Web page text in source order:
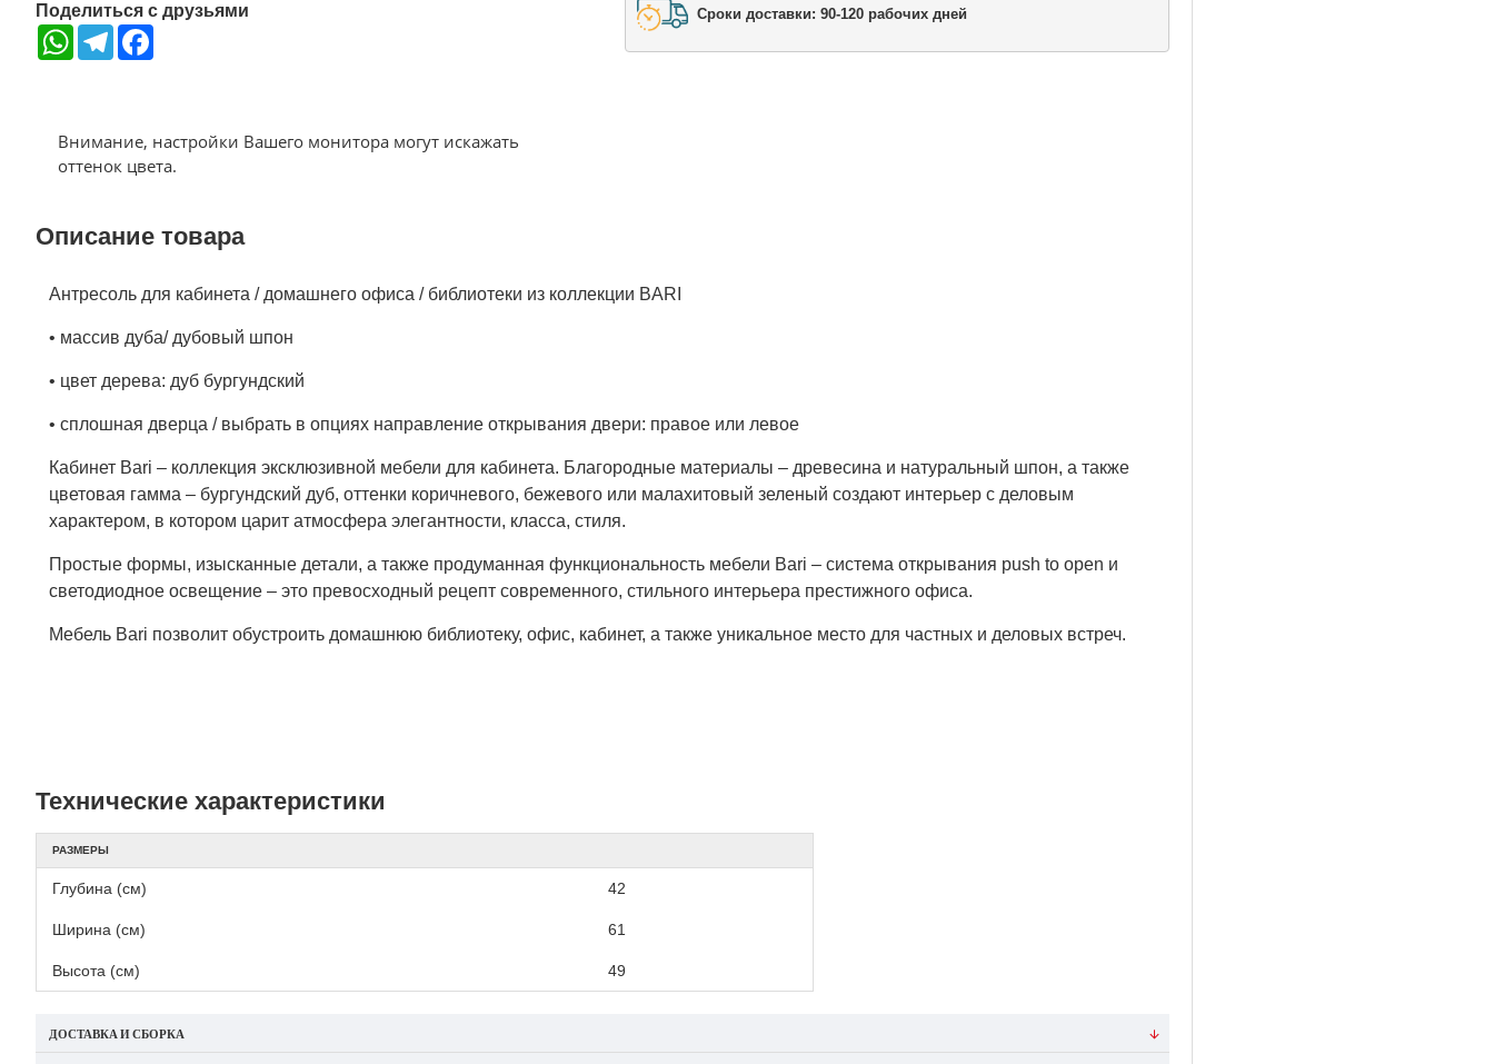
Поделиться с друзьями
WhatsAppTelegram
Внимание, настройки Вашего монитора могут искажать
оттенок цвета.
Сроки доставки: 90-120 рабочих дней
Описание товара
Антресоль для кабинета / домашнего офиса / библиотеки из коллекции BARI
• массив дуба/ дубовый шпон
• цвет дерева: дуб бургундский
• сплошная дверца / выбрать в опциях направление открывания двери: правое или левое
Кабинет Bari – коллекция эксклюзивной мебели для кабинета. Благородные материалы – древесина и натуральный шпон, а также
цветовая гамма – бургундский дуб, оттенки коричневого, бежевого или малахитовый зеленый создают интерьер с деловым
характером, в котором царит атмосфера элегантности, класса, стиля.
Простые формы, изысканные детали, а также продуманная функциональность мебели Bari – система открывания push to open и
светодиодное освещение – это превосходный рецепт современного, стильного интерьера престижного офиса.
Мебель Bari позволит обустроить домашнюю библиотеку, офис, кабинет, а также уникальное место для частных и деловых встреч.
Технические характеристики
РАЗМЕРЫ
Глубина (см) 42
Ширина (см) 61
Высота (см) 49
ДОСТАВКА И СБОРКА